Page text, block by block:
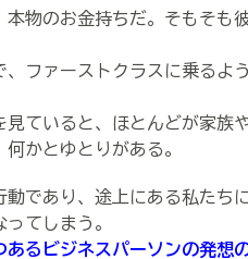
物のお金持ちだ。そもそも
ファーストクラスに乗るよ
ていると、ほとんどが家族
かとゆとりがある。
であり、途上にある私たち
てしまう。
るビジネスパーソンの発想